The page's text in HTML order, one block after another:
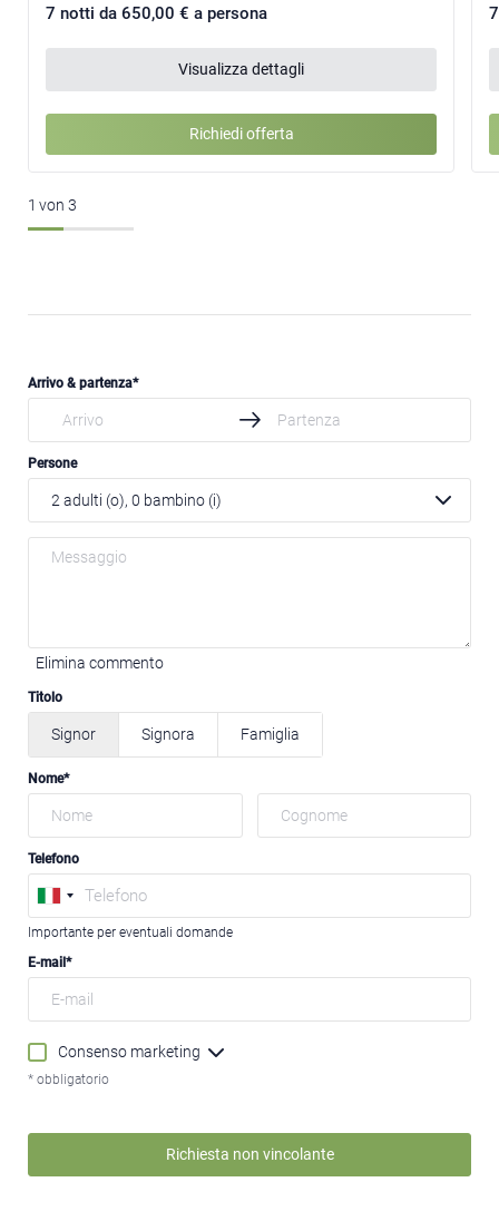
7 notti da 650,00 € a persona
Visualizza dettagli
Richiedi offerta
1 von 3
Arrivo & partenza
Persone
2adulti (o), 0 bambino (i)
Elimina commento
Titolo
Signor Signora Famiglia
Nome
Telefono
Importante per eventuali domande
E-mail
Consenso marketing
* obbligatorio
Richiesta non vincolante